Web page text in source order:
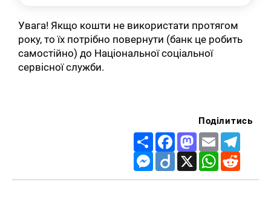
Увага! Якщо кошти не використати протягом
року, то їх потрібно повернути (банк це робить
самостійно) до Національної соціальної
сервісної служби.
Поділитись
Share FacebookMastodon
Email
Messenger
Diigo X WhatsApp